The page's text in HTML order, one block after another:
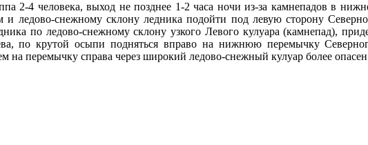
2-4 человека, выход не позднее 1-2 часа ночи из-за камнепадов в
ледово-снежному склону ледника подойти под левую сторону
по ледово-снежному склону узкого Левого кулуара (камнепад),
по крутой осыпи подняться вправо на нижнюю перемычку
перемычку справа через широкий ледово-снежный кулуар более